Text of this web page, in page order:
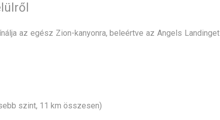
az egész Zion-kanyonra, beleértve az Angels Landinget
szint, 11 km összesen)